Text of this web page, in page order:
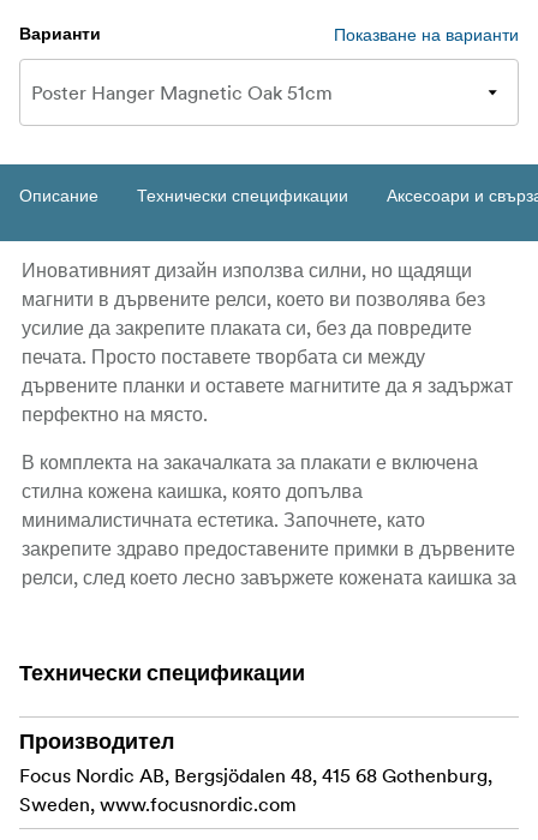
Варианти Показване на варианти
Описание Технически спецификации Аксесоари и
Иновативният дизайн използва силни, но щадящи
магнити в дървените релси, което ви позволява без
усилие да закрепите плаката си, без да повредите
печата. Просто поставете творбата си между
дървените планки и оставете магнитите да я задържат
перфектно на място.
В комплекта на закачалката за плакати е включена
стилна кожена каишка, която допълва
минималистичната естетика. Започнете, като
закрепите здраво предоставените примки в дървените
релси, след което лесно завържете кожената каишка за
излагане.
Нашата закачалка за плакати се предлага в различни
размери - от компактни разпечатки А4 до обширни
плакати с размери 70x100 см. Перфектна за всяка стая
в дома или офиса, тази закачалка превръща стените
ви в завладяваща галерия.
Технически спецификации
Производител
Focus Nordic AB, Bergsjödalen 48, 415 68 Gothenburg,
Sweden, www.focusnordic.com